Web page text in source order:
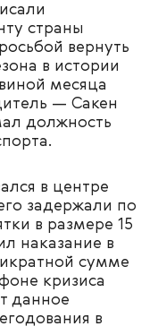
страны
вернуть
в истории
месяца
— Сакен
должность
в центре
задержали по
в размере 15
наказание в
сумме
кризиса
данное
в